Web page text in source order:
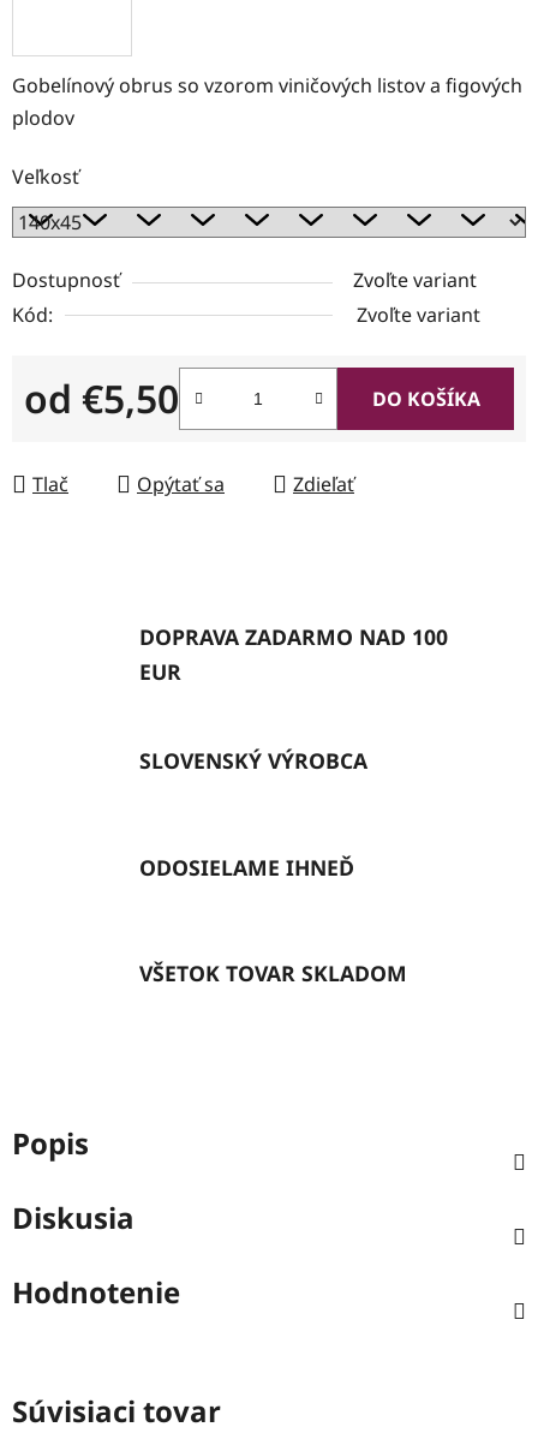
Gobelínový obrus so vzorom viničových listov a figových
plodov
Veľkosť
Dostupnosť
Zvoľte variant
Kód:
Zvoľte variant
od €5,50 DO KOŠÍKA
Tlač Opýtať sa Zdieľať
DOPRAVA ZADARMO NAD 100
EUR
SLOVENSKÝ VÝROBCA
ODOSIELAME IHNEĎ
VŠETOK TOVAR SKLADOM
Popis
Diskusia
Hodnotenie
Súvisiaci tovar